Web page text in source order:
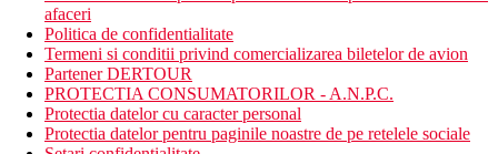
Dieta
All Inclusive (la hotelul sora, Arion Resort): Mic dejun, pranz si
cina tip bufet. O selectie de bauturi alcoolice si nealcoolice
locale este disponibila gratuit intre orele 10:00 si 22:30.
Restaurant principal (bucatarie locala si internationala) - in
hotelul sora Arion Resort
Bar in holul hotelului sora Arion Resort
afaceri
Politica de confidentialitate
Termeni si conditii privind comercializarea biletelor de avion
Partener DERTOUR
PROTECTIA CONSUMATORILOR - A.N.P.C.
Protectia datelor cu caracter personal
Protectia datelor pentru paginile noastre de pe retelele sociale